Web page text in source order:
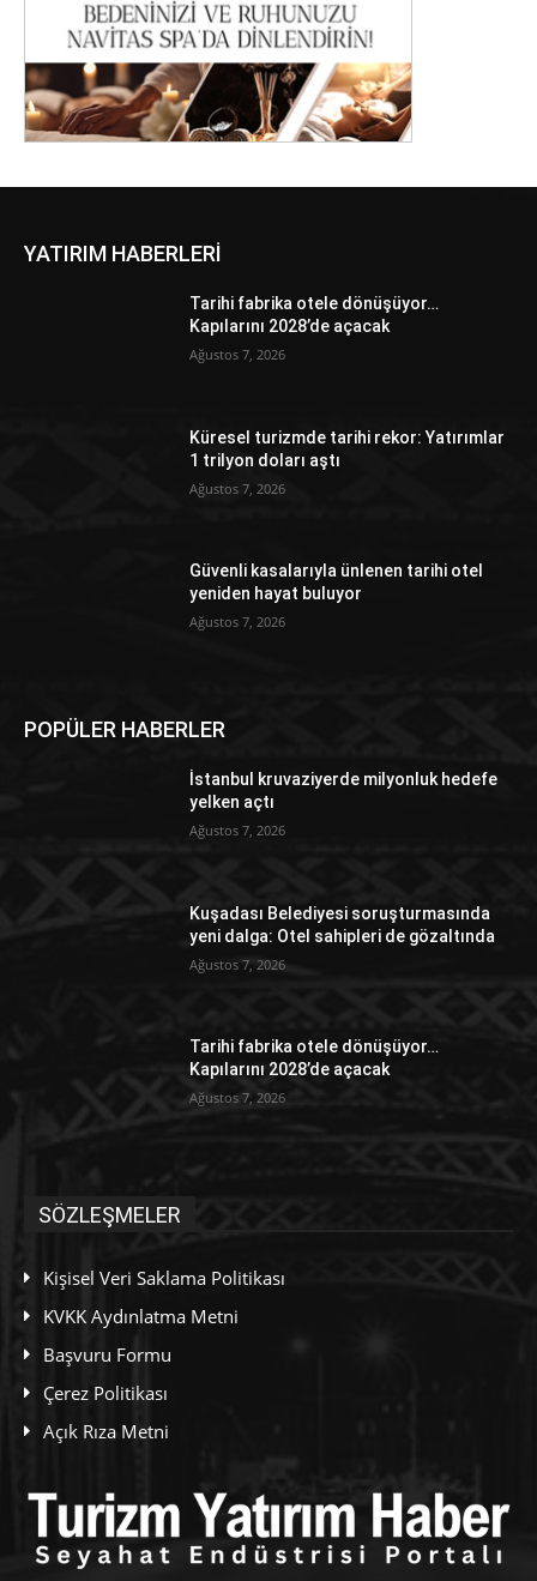
YATIRIM HABERLERİ
Tarihi fabrika otele dönüşüyor…
Kapılarını 2028’de açacak
Ağustos 7, 2026
Küresel turizmde tarihi rekor: Yatırımlar
1 trilyon doları aştı
Ağustos 7, 2026
Güvenli kasalarıyla ünlenen tarihi otel
yeniden hayat buluyor
Ağustos 7, 2026
POPÜLER HABERLER
İstanbul kruvaziyerde milyonluk hedefe
yelken açtı
Ağustos 7, 2026
Kuşadası Belediyesi soruşturmasında
yeni dalga: Otel sahipleri de gözaltında
Ağustos 7, 2026
Tarihi fabrika otele dönüşüyor…
Kapılarını 2028’de açacak
Ağustos 7, 2026
SÖZLEŞMELER
Kişisel Veri Saklama Politikası
KVKK Aydınlatma Metni
Başvuru Formu
Çerez Politikası
Açık Rıza Metni